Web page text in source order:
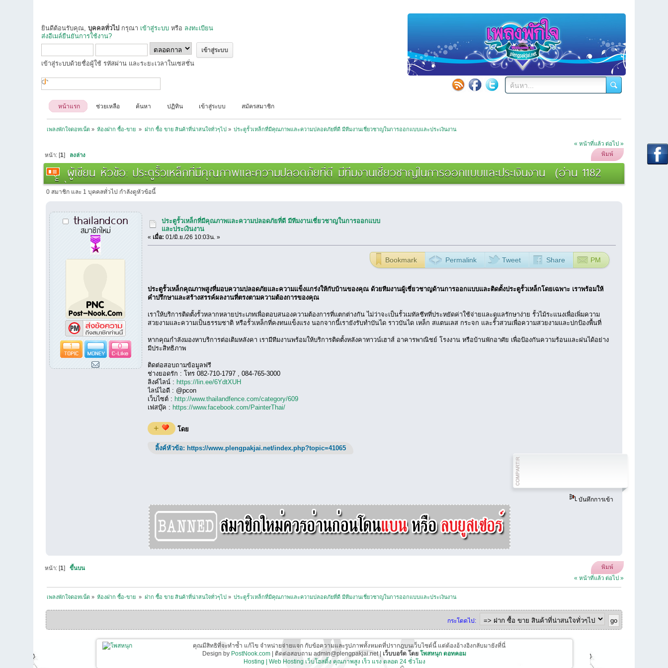
ยินดีต้อนรับคุณ,บุคคลทั่วไป กรุณา เข้าสู่ระบบ หรือ ลงทะเบียน
ส่งอีเมล์ยืนยันการใช้งาน?
เข้าสู่ระบบด้วยชื่อผู้ใช้ รหัสผ่าน และระยะเวลาในเซสชั่น
หน้าแรก ช่วยเหลือ ค้นหา ปฏิทิน เข้าสู่ระบบ สมัครสมาชิก
เพลงพักใจดอทเน็ต» ห้องฝาก ซื้อ-ขาย » ฝาก ซื้อ ขาย สินค้าที่น่าสนใจทั่วๆไป » ประตูรั้วเหล็กที่มีคุณภาพและความปลอดภัยที่ดี มีทีมงานเชี่ยวชาญในการออกแบบและประเงินงาน
« หน้าที่แล้ว ต่อไป »
พิมพ์
หน้า: [1] ลงล่าง
ผู้เขียน หัวข้อ: ประตูรั้วเหล็กที่มีคุณภาพและความปลอดภัยที่ดี มีทีมงานเชี่ยวชาญในการออกแบบและประเงินงาน (อ่าน 1182
ครั้ง)
0 สมาชิก และ 1 บุคคลทั่วไป กำลังดูหัวข้อนี้
thailandcon
สมาชิกใหม่
1 0
ประตูรั้วเหล็กที่มีคุณภาพและความปลอดภัยที่ดี มีทีมงานเชี่ยวชาญในการออกแบบ
และประเงินงาน
« เมื่อ: 01/มิ.ย./26 10:03น. »
Bookmark Permalink Tweet Share PM
ประตูรั้วเหล็กคุณภาพสูงที่มอบความปลอดภัยและความแข็งแกร่งให้กับบ้านของคุณ ด้วยทีมงานผู้เชี่ยวชาญด้านการออกแบบและติดตั้งประตูรั้วเหล็กโดยเฉพาะ เราพร้อมให้
คำปรึกษาและสร้างสรรค์ผลงานที่ตรงตามความต้องการของคุณ
เราให้บริการติดตั้งรั้วหลากหลายประเภทเพื่อตอบสนองความต้องการที่แตกต่างกัน ไม่ว่าจะเป็นรั้วเมทัลชีทที่ประหยัดค่าใช้จ่ายและดูแลรักษาง่าย รั้วไม้ระแนงเพื่อเพิ่มความ
สวยงามและความเป็นธรรมชาติ หรือรั้วเหล็กที่คงทนแข็งแรง นอกจากนี้เรายังรับทำบันได ราวบันได เหล็ก สแตนเลส กระจก และรั้วสวนเพื่อความสวยงามและปกป้องพื้นที่
หากคุณกำลังมองหาบริการต่อเติมหลังคา เรามีทีมงานพร้อมให้บริการติดตั้งหลังคาทาวน์เฮาส์ อาคารพาณิชย์ โรงงาน หรือบ้านพักอาศัย เพื่อป้องกันความร้อนและฝนได้อย่าง
มีประสิทธิภาพ
ติดต่อสอบถามข้อมูลฟรี
ช่างยอดรัก : โทร 082-710-1797 , 084-765-3000
ลิงค์ไลน์ : https://lin.ee/6YdtXUH
ไลน์ไอดี : @pcon
เว็บไซต์ : http://www.thailandfence.com/category/609
เฟสบุ๊ค : https://www.facebook.com/PainterThai/
+ โดย
ลิ้งค์หัวข้อ: https://www.plengpakjai.net/index.php?topic=41065
บันทึกการเข้า
พิมพ์
หน้า: [1] ขึ้นบน
« หน้าที่แล้ว ต่อไป »
เพลงพักใจดอทเน็ต» ห้องฝาก ซื้อ-ขาย » ฝาก ซื้อ ขาย สินค้าที่น่าสนใจทั่วๆไป » ประตูรั้วเหล็กที่มีคุณภาพและความปลอดภัยที่ดี มีทีมงานเชี่ยวชาญในการออกแบบและประเงินงาน
กระโดดไป:
คุณมีสิทธิที่จะทำซ้ำ แก้ไข จำหน่ายจ่ายแจก กับข้อความและรูปภาพทั้งหมดที่ปรากฎบนเว็บไซต์นี้ แต่ต้องอ้างอิงกลับมายังที่นี่
Design by PostNook.com | ติดต่อสอบถาม admin@plengpakjai.net | เว็บบอร์ด โดย โพสหนุก ดอทคอม
Hosting | Web Hosting เว็บโฮสติ้ง คุณภาพสูง เร็ว แรง ตลอด 24 ชั่วโมง